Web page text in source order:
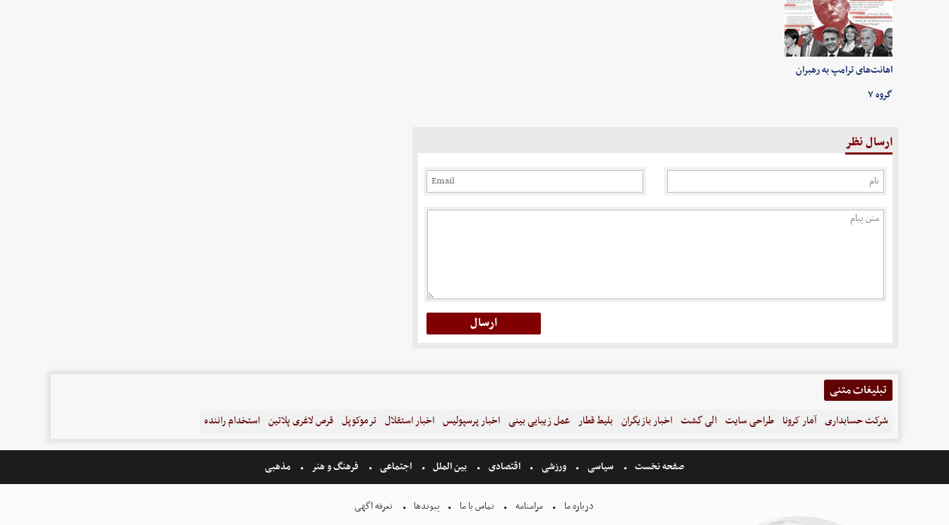
اهانت‌های ترامپ به رهبران
گروه ۷
ارسال نظر
تبلیغات متنی
شرکت حسابداری آمار کرونا طراحی سایت الی گشت اخبار بازیگران بلیط قطار عمل زیبایی بینی اخبار پرسپولیس اخبار استقلال ترموکوپل قرص لاغری پلاتین استخدام راننده
صفحه نخست سیاسی ورزشی اقتصادی بین الملل اجتماعی فرهنگ و هنر مذهبی
درباره ما مرامنامه تماس با ما پیوندها تعرفه اگهی